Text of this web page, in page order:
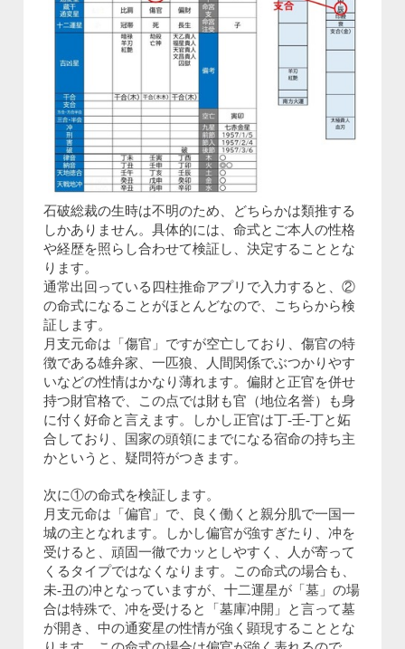
石破総裁の生時は不明のため、どちらかは類推する
しかありません。具体的には、命式とご本人の性格
や経歴を照らし合わせて検証し、決定することとな
ります。
通常出回っている四柱推命アプリで入力すると、②
の命式になることがほとんどなので、こちらから検
証します。
月支元命は「傷官」ですが空亡しており、傷官の特
徴である雄弁家、一匹狼、人間関係でぶつかりやす
いなどの性情はかなり薄れます。偏財と正官を併せ
持つ財官格で、この点では財も官（地位名誉）も身
に付く好命と言えます。しかし正官は丁‐壬‐丁と妬
合しており、国家の頭領にまでになる宿命の持ち主
かというと、疑問符がつきます。
次に①の命式を検証します。
月支元命は「偏官」で、良く働くと親分肌で一国一
城の主となれます。しかし偏官が強すぎたり、冲を
受けると、頑固一徹でカッとしやすく、人が寄って
くるタイプではなくなります。この命式の場合も、
未‐丑の冲となっていますが、十二運星が「墓」の場
合は特殊で、冲を受けると「墓庫冲開」と言って墓
が開き、中の通変星の性情が強く顕現することとな